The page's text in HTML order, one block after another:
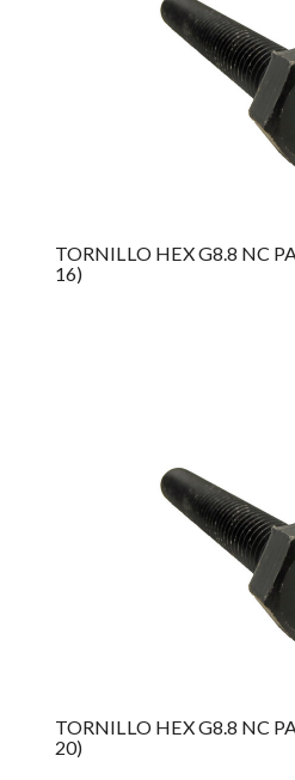
TORNILLO HEX G8.8 NC
16)
TORNILLO HEX G8.8 NC
20)